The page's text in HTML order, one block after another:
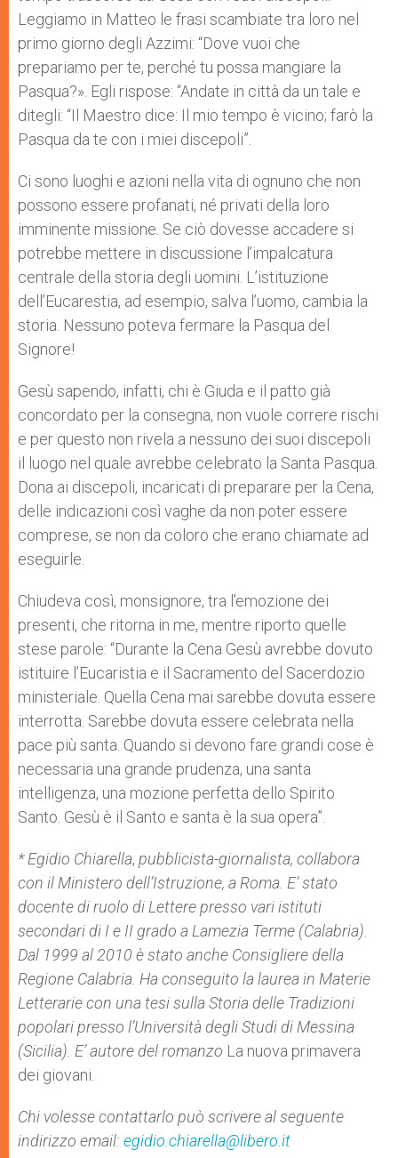
Leggiamo in Matteo le frasi scambiate tra loro nel
primo giorno degli Azzimi: “Dove vuoi che
prepariamo per te, perché tu possa mangiare la
Pasqua?». Egli rispose: “Andate in città da un tale e
ditegli: “Il Maestro dice: Il mio tempo è vicino; farò la
Pasqua da te con i miei discepoli”.
Ci sono luoghi e azioni nella vita di ognuno che non
possono essere profanati, né privati della loro
imminente missione. Se ciò dovesse accadere si
potrebbe mettere in discussione l’impalcatura
centrale della storia degli uomini. L’istituzione
dell’Eucarestia, ad esempio, salva l’uomo, cambia la
storia. Nessuno poteva fermare la Pasqua del
Signore!
Gesù sapendo, infatti, chi è Giuda e il patto già
concordato per la consegna, non vuole correre rischi
e per questo non rivela a nessuno dei suoi discepoli
il luogo nel quale avrebbe celebrato la Santa Pasqua.
Dona ai discepoli, incaricati di preparare per la Cena,
delle indicazioni così vaghe da non poter essere
comprese, se non da coloro che erano chiamate ad
eseguirle.
Chiudeva così, monsignore, tra l’emozione dei
presenti, che ritorna in me, mentre riporto quelle
stese parole: “Durante la Cena Gesù avrebbe dovuto
istituire l’Eucaristia e il Sacramento del Sacerdozio
ministeriale. Quella Cena mai sarebbe dovuta essere
interrotta. Sarebbe dovuta essere celebrata nella
pace più santa. Quando si devono fare grandi cose è
necessaria una grande prudenza, una santa
intelligenza, una mozione perfetta dello Spirito
Santo. Gesù è il Santo e santa è la sua opera”.
* Egidio Chiarella, pubblicista-giornalista, collabora
con il Ministero dell’Istruzione, a Roma. E’ stato
docente di ruolo di Lettere presso vari istituti
secondari di I e II grado a Lamezia Terme (Calabria).
Dal 1999 al 2010 è stato anche Consigliere della
Regione Calabria. Ha conseguito la laurea in Materie
Letterarie con una tesi sulla Storia delle Tradizioni
popolari presso l’Università degli Studi di Messina
(Sicilia). E’ autore del romanzo La nuova primavera
dei giovani.
Chi volesse contattarlo può scrivere al seguente
indirizzo email: egidio.chiarella@libero.it